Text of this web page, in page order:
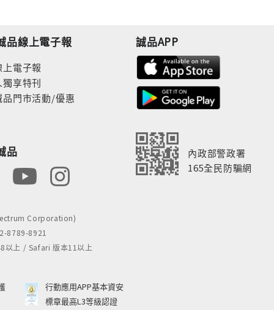
品線上電子報
電子報
享特刊
品門市活動/優惠
品
誠品APP
內政部警政署
165全民防騙網
Corporation)
8789-8921
以上 / Safari 版本11以上
行動應用APP基本資安
標章最高L3等級認證